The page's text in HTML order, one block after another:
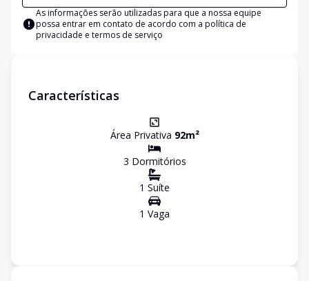
As informações serão utilizadas para que a nossa equipe
possa entrar em contato de acordo com a política de
privacidade e termos de serviço
Características
Área Privativa 92m²
3 Dormitórios
1 Suíte
1 Vaga